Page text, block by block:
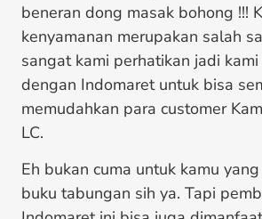
beneran dong masak bohong !!!
kenyamanan merupakan salah
sangat kami perhatikan jadi
dengan Indomaret untuk bisa
memudahkan para customer
LC.
Eh bukan cuma untuk kamu
buku tabungan sih ya. Tapi